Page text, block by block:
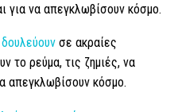
για να απεγκλωβίσουν κόσμο.
σε ακραίες
το ρεύμα, τις ζημιές, να
απεγκλωβίσουν κόσμο.